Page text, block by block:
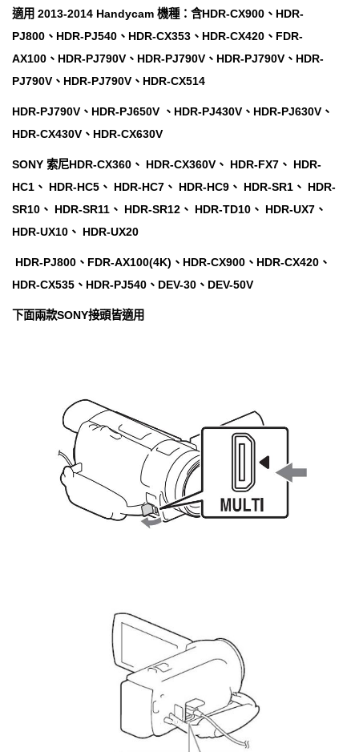
適用 2013-2014 Handycam 機種：含HDR-CX900、HDR-
PJ800、HDR-PJ540、HDR-CX353、HDR-CX420、FDR-
AX100、HDR-PJ790V、HDR-PJ790V、HDR-PJ790V、HDR-
PJ790V、HDR-PJ790V、HDR-CX514
HDR-PJ790V、HDR-PJ650V 、HDR-PJ430V、HDR-PJ630V、
HDR-CX430V、HDR-CX630V
SONY 索尼HDR-CX360、 HDR-CX360V、 HDR-FX7、 HDR-
HC1、 HDR-HC5、 HDR-HC7、 HDR-HC9、 HDR-SR1、 HDR-
SR10、 HDR-SR11、 HDR-SR12、 HDR-TD10、 HDR-UX7、
HDR-UX10、 HDR-UX20
HDR-PJ800、FDR-AX100(4K)、HDR-CX900、HDR-CX420、
HDR-CX535、HDR-PJ540、DEV-30、DEV-50V
下面兩款SONY接頭皆適用